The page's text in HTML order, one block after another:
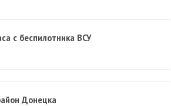
с беспилотника ВСУ
Донецка